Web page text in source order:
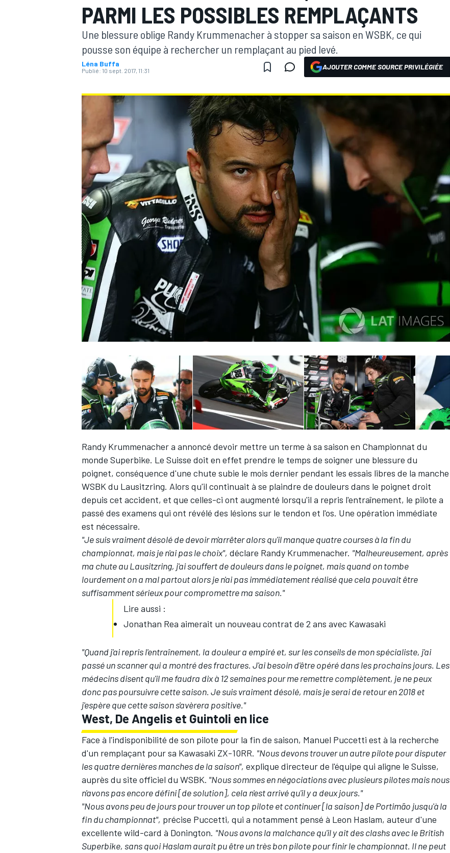
WRC
WEC
PARMI LES POSSIBLES REMPLAÇANTS
Une blessure oblige Randy Krummenacher à stopper sa saison en WSBK, ce qui
pousse son équipe à rechercher un remplaçant au pied levé.
Léna Buffa
Publié: 10 sept. 2017, 11:31 AJOUTER COMME SOURCE PRIVILÉGIÉE
Randy Krummenacher a annoncé devoir mettre un terme à sa saison en Championnat du
monde Superbike. Le Suisse doit en effet prendre le temps de soigner une blessure du
poignet, conséquence d'une chute subie le mois dernier pendant les essais libres de la manche
WSBK du Lausitzring. Alors qu'il continuait à se plaindre de douleurs dans le poignet droit
depuis cet accident, et que celles-ci ont augmenté lorsqu'il a repris l'entraînement, le pilote a
passé des examens qui ont révélé des lésions sur le tendon et l'os. Une opération immédiate
est nécessaire.
"Je suis vraiment désolé de devoir m'arrêter alors qu'il manque quatre courses à la fin du
championnat, mais je n'ai pas le choix", déclare Randy Krummenacher. "Malheureusement, après
ma chute au Lausitzring, j'ai souffert de douleurs dans le poignet, mais quand on tombe
lourdement on a mal partout alors je n'ai pas immédiatement réalisé que cela pouvait être
suffisamment sérieux pour compromettre ma saison."
Lire aussi :
Jonathan Rea aimerait un nouveau contrat de 2 ans avec Kawasaki
"Quand j'ai repris l'entraînement, la douleur a empiré et, sur les conseils de mon spécialiste, j'ai
passé un scanner qui a montré des fractures. J'ai besoin d'être opéré dans les prochains jours. Les
médecins disent qu'il me faudra dix à 12 semaines pour me remettre complètement, je ne peux
donc pas poursuivre cette saison. Je suis vraiment désolé, mais je serai de retour en 2018 et
j'espère que cette saison s'avèrera positive."
West, De Angelis et Guintoli en lice
Face à l'indisponibilité de son pilote pour la fin de saison, Manuel Puccetti est à la recherche
d'un remplaçant pour sa Kawasaki ZX-10RR. "Nous devons trouver un autre pilote pour disputer
les quatre dernières manches de la saison", explique directeur de l'équipe qui aligne le Suisse,
auprès du site officiel du WSBK. "Nous sommes en négociations avec plusieurs pilotes mais nous
n'avons pas encore défini [de solution], cela n'est arrivé qu'il y a deux jours."
"Nous avons peu de jours pour trouver un top pilote et continuer [la saison] de Portimão jusqu'à la
fin du championnat", précise Puccetti, qui a notamment pensé à Leon Haslam, auteur d'une
excellente wild-card à Donington. "Nous avons la malchance qu'il y ait des clashs avec le British
Superbike, sans quoi Haslam aurait pu être un très bon pilote pour finir le championnat. Il ne peut